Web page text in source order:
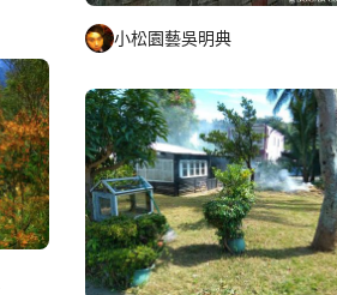
小松園藝吳明典